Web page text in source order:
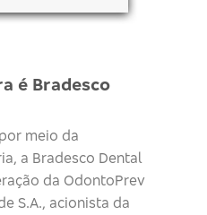
é Bradesco
meio da
a Bradesco Dental
da OdontoPrev
S.A., acionista da